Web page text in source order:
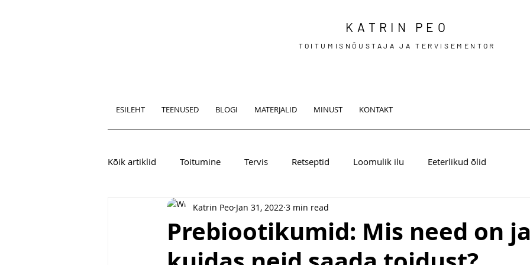
KATRIN PEO
TOITUMISNÕUSTAJA JA TERVISEMENTOR
ESILEHT TEENUSED BLOGI MATERJALID MINUST KONTAKT
Kõik artiklid Toitumine Tervis Retseptid Loomulik ilu Eeterlikud õlid
Prebiootikumid: Mis need on
Katrin Peo Jan 31, 2022 3 min read